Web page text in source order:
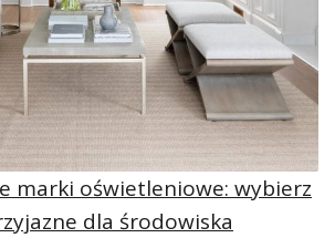
marki oświetleniowe: wybierz
dla środowiska